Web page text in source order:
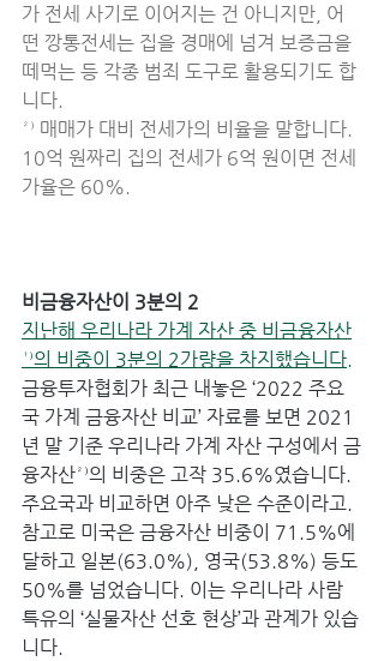
가 전세 사기로 이어지는 건 아니지만, 어
떤 깡통전세는 집을 경매에 넘겨 보증금을
떼먹는 등 각종 범죄 도구로 활용되기도 합
니다.
²⁾ 매매가 대비 전세가의 비율을 말합니다.
10억 원짜리 집의 전세가 6억 원이면 전세
가율은 60%.
비금융자산이 3분의 2
지난해 우리나라 가계 자산 중 비금융자산
¹⁾의 비중이 3분의 2가량을 차지했습니다.
금융투자협회가 최근 내놓은 ‘2022 주요
국 가계 금융자산 비교’ 자료를 보면 2021
년 말 기준 우리나라 가계 자산 구성에서 금
융자산²⁾의 비중은 고작 35.6%였습니다.
주요국과 비교하면 아주 낮은 수준이라고.
참고로 미국은 금융자산 비중이 71.5%에
달하고 일본(63.0%), 영국(53.8%) 등도
50%를 넘었습니다. 이는 우리나라 사람
특유의 ‘실물자산 선호 현상’과 관계가 있습
니다.